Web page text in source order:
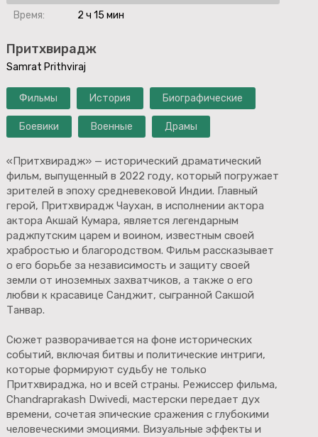
Притхвирадж
Samrat Prithviraj
Фильмы История Биографические
Боевики Военные Драмы
«Притхвирадж» — исторический драматический
фильм, выпущенный в 2022 году, который погружает
зрителей в эпоху средневековой Индии. Главный
герой, Притхвирадж Чаухан, в исполнении актора
актора Акшай Кумара, является легендарным
раджпутским царем и воином, известным своей
храбростью и благородством. Фильм рассказывает
о его борьбе за независимость и защиту своей
земли от иноземных захватчиков, а также о его
любви к красавице Санджит, сыгранной Сакшой
Танвар.
Сюжет разворачивается на фоне исторических
событий, включая битвы и политические интриги,
которые формируют судьбу не только
Притхвираджа, но и всей страны. Режиссер фильма,
Chandraprakash Dwivedi, мастерски передает дух
времени, сочетая эпические сражения с глубокими
человеческими эмоциями. Визуальные эффекты и
Время:
2 ч 15 мин